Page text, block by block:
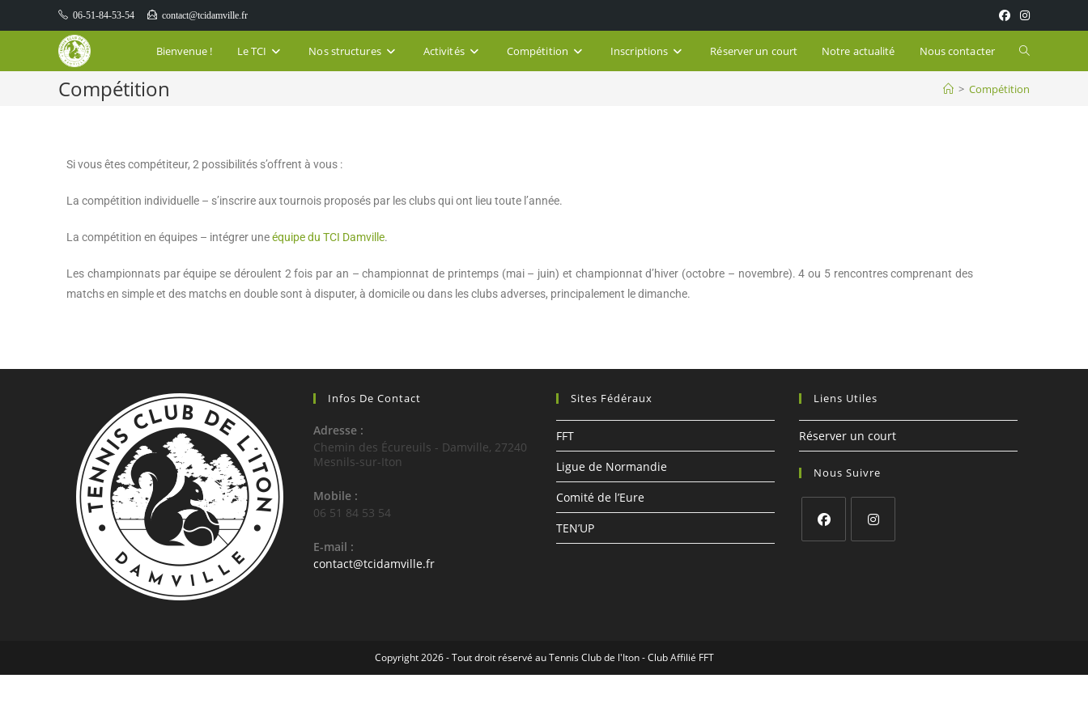
06-51-84-53-54 contact@tcidamville.fr
Bienvenue ! Le TCI Nos structures Activités Compétition Inscriptions Réserver un court Notre actualité Nous contacter
Compétition > Compétition
Si vous êtes compétiteur, 2 possibilités s’offrent à vous :
La compétition individuelle – s’inscrire aux tournois proposés par les clubs qui ont lieu toute l’année.
La compétition en équipes – intégrer uneéquipe du TCI Damville.
Les championnats par équipe se déroulent 2 fois par an – championnat de printemps (mai – juin) et championnat d’hiver (octobre – novembre). 4 ou 5 rencontrescomprenant des
matchs en simpleet des matchs en double sont à disputer, à domicile ou dans les clubs adverses, principalement le dimanche.
Infos De Contact
Adresse :
Chemin des Écureuils - Damville, 27240
Mesnils-sur-Iton
Mobile :
06 51 84 53 54
E-mail :
contact@tcidamville.fr
Sites Fédéraux
FFT
Ligue de Normandie
Comité de l’Eure
TEN’UP
Liens Utiles
Réserver un court
Nous Suivre
Copyright 2026 - Tout droit réservé au Tennis Club de l'Iton - Club Affilié FFT